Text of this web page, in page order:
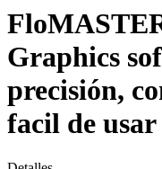
Graphics
precisión,
facil de usar